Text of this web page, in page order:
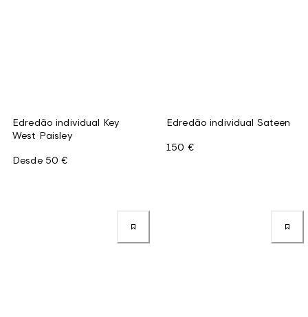
Edredão individual Key
West Paisley
Desde 50 €
Edredão individual Sateen
150 €